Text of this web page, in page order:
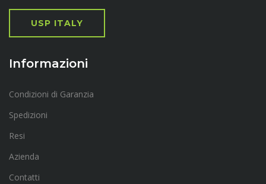
USP ITALY
Informazioni
Condizioni di Garanzia
Spedizioni
Resi
Azienda
Contatti